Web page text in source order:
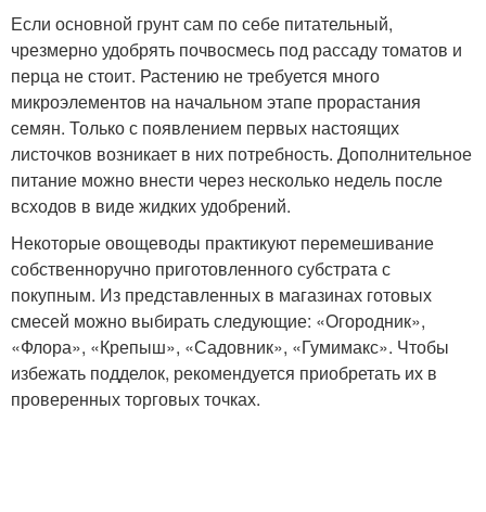
Если основной грунт сам по себе питательный,
чрезмерно удобрять почвосмесь под рассаду томатов и
перца не стоит. Растению не требуется много
микроэлементов на начальном этапе прорастания
семян. Только с появлением первых настоящих
листочков возникает в них потребность. Дополнительное
питание можно внести через несколько недель после
всходов в виде жидких удобрений.
Некоторые овощеводы практикуют перемешивание
собственноручно приготовленного субстрата с
покупным. Из представленных в магазинах готовых
смесей можно выбирать следующие: «Огородник»,
«Флора», «Крепыш», «Садовник», «Гумимакс». Чтобы
избежать подделок, рекомендуется приобретать их в
проверенных торговых точках.